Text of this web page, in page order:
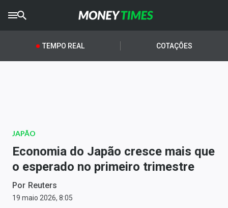
CRYPTOTIMES
AGROTIMES
Newsletters
Money Trader
Anuncie
TEMPO REAL COTAÇÕES
JAPÃO
Economia do Japão cresce mais que
o esperado no primeiro trimestre
Por Reuters
19 maio 2026, 8:05